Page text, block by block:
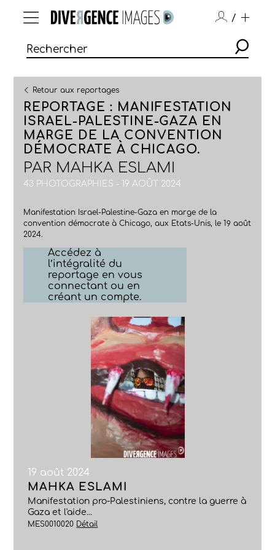
/
Retour aux reportages
REPORTAGE : MANIFESTATION
ISRAEL-PALESTINE-GAZA EN
MARGE DE LA CONVENTION
DÉMOCRATE À CHICAGO.
PAR MAHKA ESLAMI
43 PHOTOGRAPHIES - 19 AOÛT 2024
Manifestation Israel-Palestine-Gaza en marge de la
convention démocrate à Chicago, aux Etats-Unis, le 19 août
2024.
Accédez à
l’intégralité du
reportage en vous
connectant ou en
créant un compte.
19 août 2024
MAHKA ESLAMI
Manifestation pro-Palestiniens, contre la guerre à
Gaza et l'aide...
MES0010020 Détail